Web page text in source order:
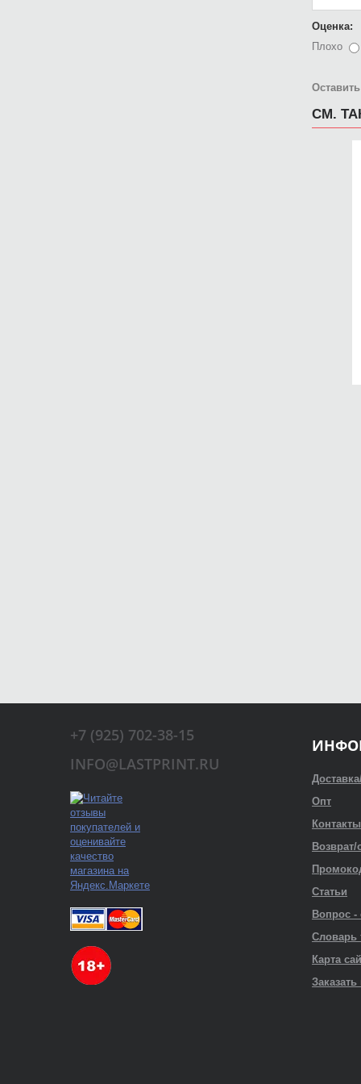
Оценка:
Плохо
СМ.
+7 (925) 702-38-15
INFO@LASTPRINT.RU
Опт
Контакты
Статьи
Вопрос -
Словарь
Карта